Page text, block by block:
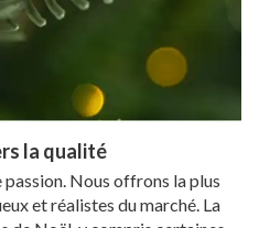
la qualité
Nous offrons la plus
et réalistes du marché. La